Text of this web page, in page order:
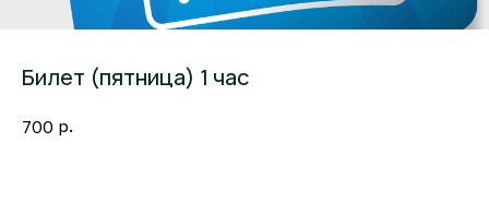
Билет (пятница) 1 час
700 р.